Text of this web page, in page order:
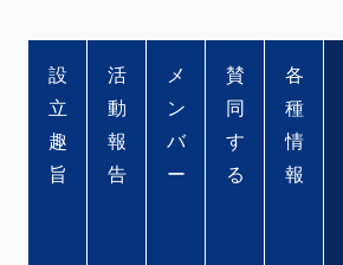
設
立
趣
旨
活
動
報
告
メ
ン
バ
ー
賛
同
す
る
各
種
情
報